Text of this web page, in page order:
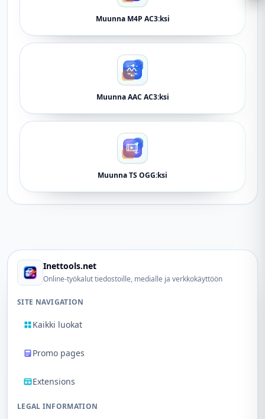
Muunna M4P AC3:ksi
Muunna AAC AC3:ksi
Muunna TS OGG:ksi
Inettools.net
Online-työkalut tiedostoille, medialle ja verkkokäyttöön
SITE NAVIGATION
Kaikki luokat
Promo pages
Extensions
LEGAL INFORMATION